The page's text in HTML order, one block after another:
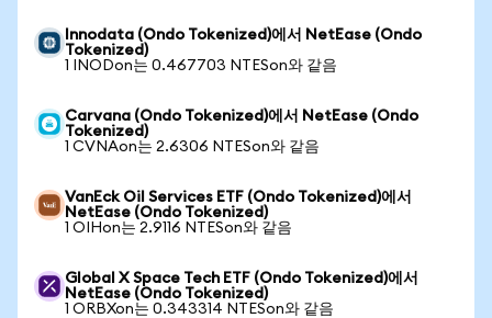
Innodata (Ondo Tokenized)에서 NetEase (Ondo
Tokenized)
1 INODon는 0.467703 NTESon와 같음
Carvana (Ondo Tokenized)에서 NetEase (Ondo
Tokenized)
1 CVNAon는 2.6306 NTESon와 같음
VanEck Oil Services ETF (Ondo Tokenized)에서
NetEase (Ondo Tokenized)
1 OIHon는 2.9116 NTESon와 같음
Global X Space Tech ETF (Ondo Tokenized)에서
NetEase (Ondo Tokenized)
1 ORBXon는 0.343314 NTESon와 같음